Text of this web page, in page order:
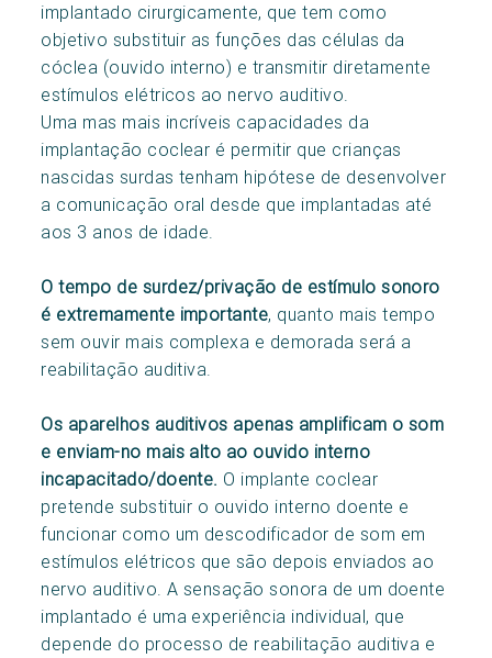
implantado cirurgicamente, que tem como
objetivo substituir as funções das células da
cóclea (ouvido interno) e transmitir diretamente
estímulos elétricos ao nervo auditivo.
Uma mas mais incríveis capacidades da
implantação coclear é permitir que crianças
nascidas surdas tenham hipótese de desenvolver
a comunicação oral desde que implantadas até
aos 3 anos de idade.
O tempo de surdez/privação de estímulo sonoro
é extremamente importante, quanto mais tempo
sem ouvir mais complexa e demorada será a
reabilitação auditiva.
Os aparelhos auditivos apenas amplificam o som
e enviam-no mais alto ao ouvido interno
incapacitado/doente. O implante coclear
pretende substituir o ouvido interno doente e
funcionar como um descodificador de som em
estímulos elétricos que são depois enviados ao
nervo auditivo. A sensação sonora de um doente
implantado é uma experiência individual, que
depende do processo de reabilitação auditiva e